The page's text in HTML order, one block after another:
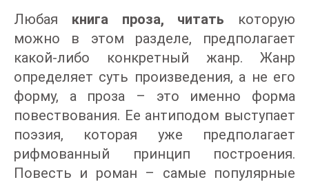
Любая книга проза, читать которую
можно в этом разделе, предполагает
какой-либо конкретный жанр. Жанр
определяет суть произведения, а не его
форму, а проза – это именно форма
повествования. Ее антиподом выступает
поэзия, которая уже предполагает
рифмованный принцип построения.
Повесть и роман – самые популярные